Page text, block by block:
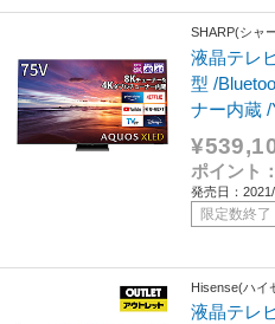
SHARP(シャ
液晶テレ
型 /
ナー内蔵 /
ポイント
発売日：
限定数終了
Hisense(ハイ
液晶テレ